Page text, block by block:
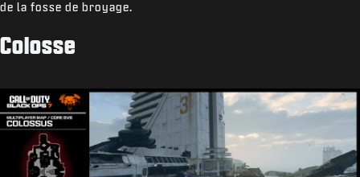
de la fosse de broyage.
Colosse